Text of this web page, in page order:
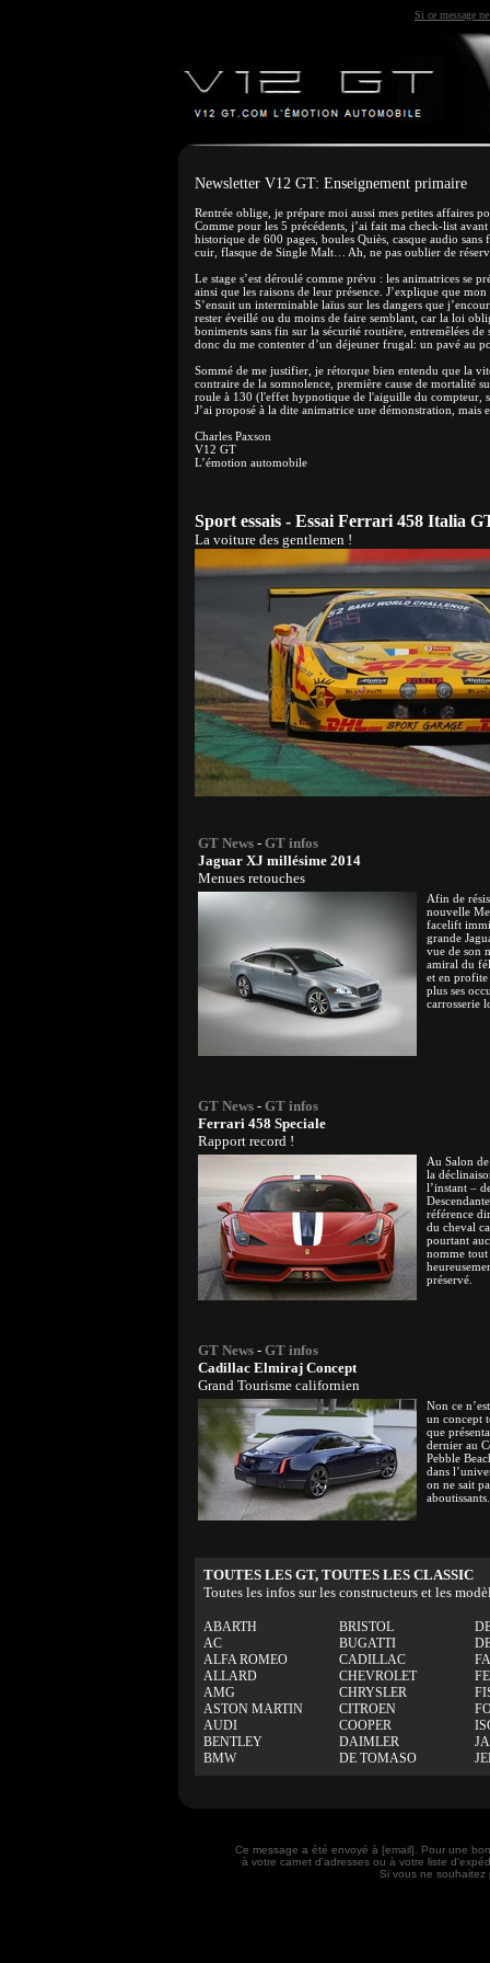
Si ce message
Newsletter V12 GT: Enseignement primaire
Rentrée oblige, je prépare moi aussi mes petites affaires
Comme pour les 5 précédents, j’ai fait ma check-list
historique de 600 pages, boules Quiès, casque audio
cuir, flasque de Single Malt… Ah, ne pas oublier de
Le stage s’est déroulé comme prévu : les animatrices se
ainsi que les raisons de leur présence. J’explique que
S’ensuit un interminable laïus sur les dangers que
rester éveillé ou du moins de faire semblant, car la loi
boniments sans fin sur la sécurité routière, entremêlées
donc du me contenter d’un déjeuner frugal: un pavé au
Sommé de me justifier, je rétorque bien entendu que la
contraire de la somnolence, première cause de mortalité
roule à 130 (l'effet hypnotique de l'aiguille du compteur,
J’ai proposé à la dite animatrice une démonstration,
Charles Paxson
V12 GT
L’émotion automobile
Sport essais - Essai Ferrari 458 Italia
La voiture des gentlemen !
GT News - GT infos
Jaguar XJ millésime 2014
Menues retouches
Afin de
nouvelle
facelift
grande
vue de son
amiral du
et en
plus ses
carrosserie
GT News - GT infos
Ferrari 458 Speciale
Rapport record !
Au Salon
la
l’instant –
référence
du cheval
pourtant
nomme tout
préservé.
GT News - GT infos
Cadillac Elmiraj Concept
Grand Tourisme californien
Non ce
un concept
que
dernier au
Pebble
dans
on ne sait
aboutissants.
TOUTES LES GT, TOUTES LES CLASSIC
Toutes les infos sur les constructeurs et les
ABARTH
AC
ALFA ROMEO
ALLARD
AMG
ASTON MARTIN
AUDI
BENTLEY
BMW
BRISTOL
BUGATTI
CADILLAC
CHEVROLET
CHRYSLER
CITROEN
COOPER
DAIMLER
DE TOMASO
Ce message a été envoyé à [email]. Pour une
à votre carnet d'adresses ou à votre liste
Si vous ne souhaitez